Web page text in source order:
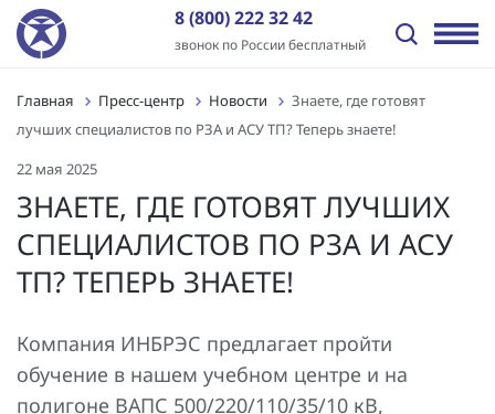
8 (800) 222 32 42
звонок по России бесплатный
Назад
Передача электроэнергии
Распределение электроэнергии
Независимые энергокомпании
Нефтегазовый сектор
Промышленные предприятия
Назад
Промышленная автоматизация
Цифровая трансформация
Автоматизация энергообъектов
Релейная защита и автоматика
Автоматизированные сбор и анализ информации об
Назад
ПТК «ИНБРЭС»
Программное обеспечение
Контроллеры
Шкафы АСУ ТП/ССПИ/ТМ
Типовые шкафы АСУ ТП ПАО «Россети»
Назад
Генподрядные услуги
Комплексная поставка оборудования
Цифровое проектирование ПС и электрических сетей
Проектные работы
Пуско-наладочные работы
Назад
Новости
Статьи
Видео
Назад
История
Отзывы
Заказчики
Лицензии и сертификаты
Вакансии
Главная Пресс-центр Новости
Знаете, где готовят
лучших специалистов по РЗА и АСУ ТП? Теперь знаете!
22 мая 2025
ЗНАЕТЕ, ГДЕ ГОТОВЯТ ЛУЧШИХ
СПЕЦИАЛИСТОВ ПО РЗА И АСУ
ТП? ТЕПЕРЬ ЗНАЕТЕ!
Компания ИНБРЭС предлагает пройти
обучение в нашем учебном центре и на
полигоне ВАПС 500/220/110/35/10 кВ,